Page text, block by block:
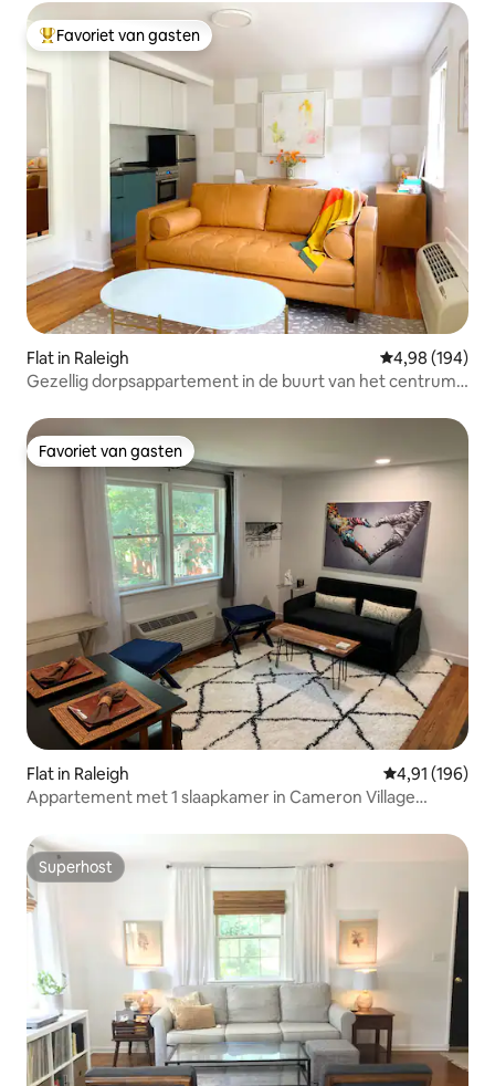
Topfavoriet van gasten
Favoriet van gasten
Flat in Raleigh Gemiddelde
4,98 (194)
Gezellig dorpsappartement in de buurt van het centrum
Favoriet van gasten
Favoriet van gasten
Flat in Raleigh Gemiddelde
4,91 (196)
Appartement met 1 slaapkamer in Cameron Village
Superhost
Superhost